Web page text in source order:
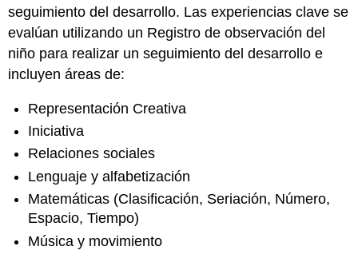
seguimiento del desarrollo. Las experiencias clave se
evalúan utilizando un Registro de observación del
niño para realizar un seguimiento del desarrollo e
incluyen áreas de:
Representación Creativa
Iniciativa
Relaciones sociales
Lenguaje y alfabetización
Matemáticas (Clasificación, Seriación, Número,
Espacio, Tiempo)
Música y movimiento